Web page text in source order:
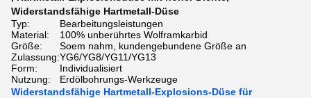
Widerstandsfähige Hartmetall-Düse
Typ:
Bearbeitungsleistungen
Material:
100% unberührtes Wolframkarbid
Größe:
Soem nahm, kundengebundene Größe an
Zulassung:YG6/YG8/YG11/YG13
Form:
Individualisiert
Nutzung:
Erdölbohrungs-Werkzeuge
Widerstandsfähige Hartmetall-Explosions-Düse für